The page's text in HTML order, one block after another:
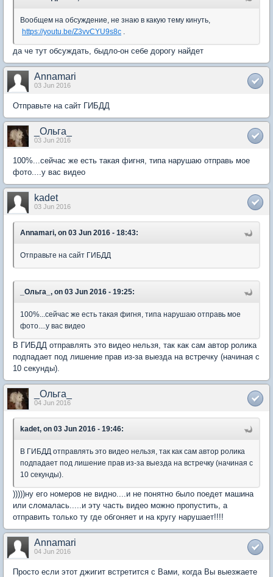
Вообщем на обсуждение, не знаю в какую тему кинуть,
https://youtu.be/Z3vvCYU9s8c .
да че тут обсуждать, быдло-он себе дорогу найдет
Annamari
03 Jun 2016
Отправьте на сайт ГИБДД
_Ольга_
03 Jun 2016
100%...сейчас же есть такая фигня, типа нарушаю отправь мое
фото....у вас видео
kadet
03 Jun 2016
Annamari, on 03 Jun 2016 - 18:43:
Отправьте на сайт ГИБДД
_Ольга_, on 03 Jun 2016 - 19:25:
100%...сейчас же есть такая фигня, типа нарушаю отправь мое
фото....у вас видео
В ГИБДД отправлять это видео нельзя, так как сам автор ролика
подпадает под лишение прав из-за выезда на встречку (начиная с
10 секунды).
_Ольга_
04 Jun 2016
kadet, on 03 Jun 2016 - 19:46:
В ГИБДД отправлять это видео нельзя, так как сам автор ролика
подпадает под лишение прав из-за выезда на встречку (начиная с
10 секунды).
)))))ну его номеров не видно....и не понятно было поедет машина
или сломалась.....и эту часть видео можно пропустить, а
отправить только ту где обгоняет и на кругу нарушает!!!!
Annamari
04 Jun 2016
Просто если этот джигит встретится с Вами, когда Вы выезжаете